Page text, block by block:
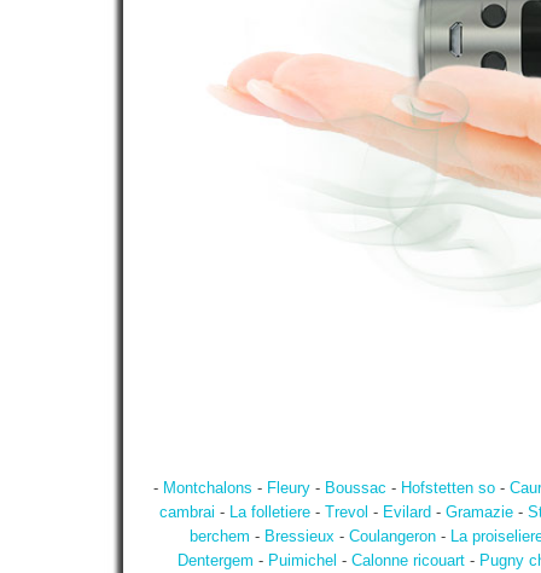
- Montchalons - Fleury- Boussac - Hofstetten so-
cambrai - La folletiere- Trevol - Evilard - Gramazie-
berchem - Bressieux - Coulangeron - La
Dentergem - Puimichel - Calonne ricouart- Pugny